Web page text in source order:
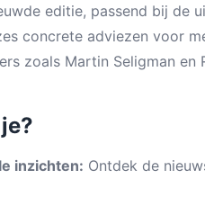
editie, passend bij de
concrete adviezen voor
zoals Martin Seligman
inzichten: Ontdek de